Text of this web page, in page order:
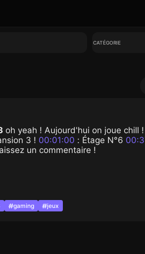
CATÉGORIE
oh yeah ! Aujourd'hui on joue chill !
3 ! 00:01:00 : Étage N°6
un commentaire !
00:00:33
gaming jeux